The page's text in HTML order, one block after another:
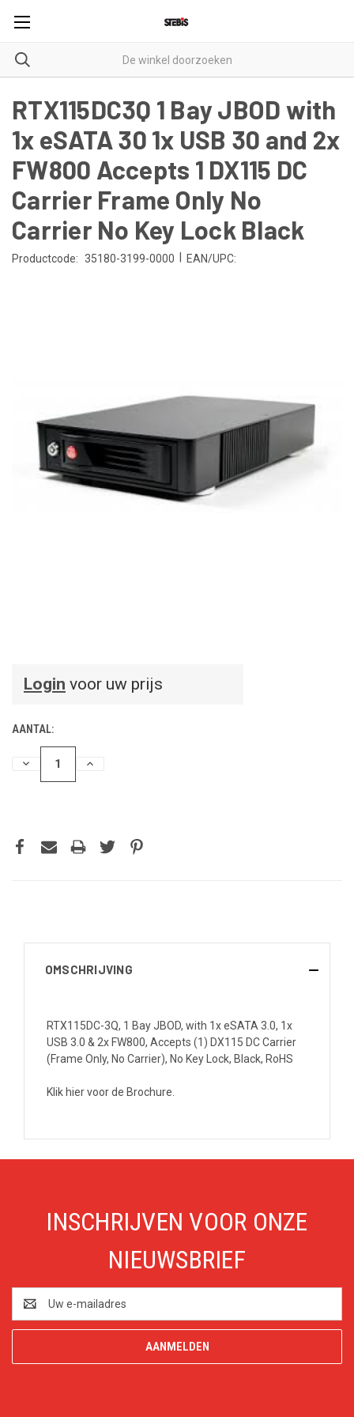
RTX115DC3Q 1 Bay JBOD with
1x eSATA 30 1x USB 30 and 2x
FW800 Accepts 1 DX115 DC
Carrier Frame Only No
Carrier No Key Lock Black
Productcode: 35180-3199-0000 EAN/UPC:
Login voor uw prijs
AANTAL:
HOEVEELHEIDHOEVEELHEID
OMSCHRIJVING
RTX115DC-3Q, 1 Bay JBOD, with 1x eSATA 3.0, 1x
USB 3.0 & 2x FW800, Accepts (1) DX115 DC Carrier
(Frame Only, No Carrier), No Key Lock, Black, RoHS
Klik hier voor de Brochure.
INSCHRIJVEN VOOR ONZE
NIEUWSBRIEF
mailadres